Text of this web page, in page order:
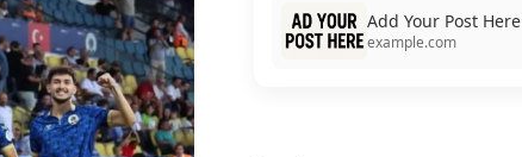
Add Your Post Here
example.com